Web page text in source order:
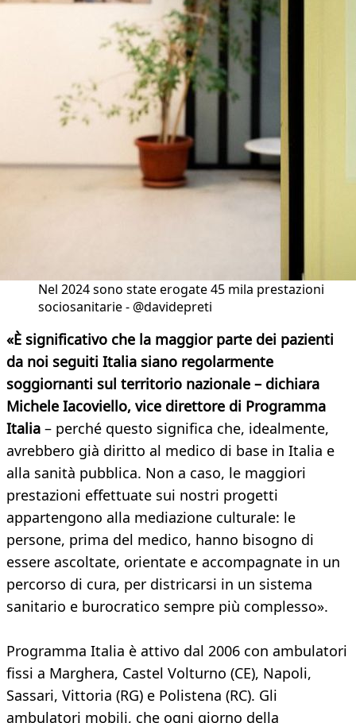
Nel 2024 sono state erogate 45 mila prestazioni
sociosanitarie - @davidepreti
«È significativo che la maggior parte dei pazienti
da noi seguiti Italia siano regolarmente
soggiornanti sul territorio nazionale – dichiara
Michele Iacoviello, vice direttore di Programma
Italia – perché questo significa che, idealmente,
avrebbero già diritto al medico di base in Italia e
alla sanità pubblica. Non a caso, le maggiori
prestazioni effettuate sui nostri progetti
appartengono alla mediazione culturale: le
persone, prima del medico, hanno bisogno di
essere ascoltate, orientate e accompagnate in un
percorso di cura, per districarsi in un sistema
sanitario e burocratico sempre più complesso».
Programma Italia è attivo dal 2006 con ambulatori
fissi a Marghera, Castel Volturno (CE), Napoli,
Sassari, Vittoria (RG) e Polistena (RC). Gli
ambulatori mobili, che ogni giorno della